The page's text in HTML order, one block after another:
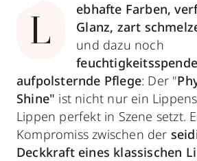
L
ebhafte Farben,
Glanz, zart
und dazu noch
aufpolsternde Pflege: Der "
Shine" ist nicht nur ein
Lippen perfekt in Szene setzt.
Kompromiss zwischen der
Deckkraft eines klassischen